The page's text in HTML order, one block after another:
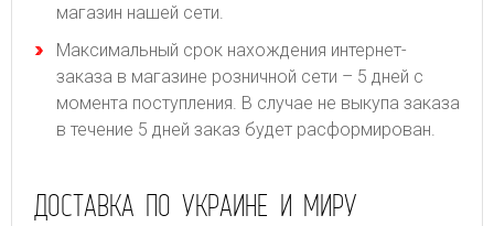
магазин нашей сети.
Максимальный срок нахождения интернет-
заказа в магазине розничной сети – 5 дней с
момента поступления. В случае не выкупа заказа
в течение 5 дней заказ будет расформирован.
ДОСТАВКА ПО УКРАИНЕ И МИРУ